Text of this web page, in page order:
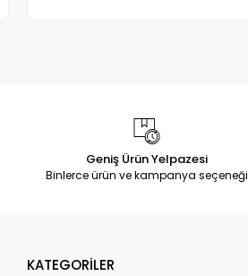
Geniş Ürün Yelpazesi
Binlerce ürün ve kampanya seçeneği
KATEGORİLER